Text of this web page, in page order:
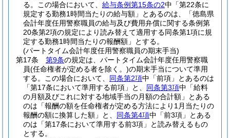
る。
この場合において、 給与条例第15条の2中「第22条に
規定する勤務1時間当たりの給与額」とあるのは、「徳島県
会計年度任用警察職員の給与及び費用弁償に関する条例第
20条第2項の規定により読み替えて適用する同条第1項に規
定する勤務1時間当たりの報酬額」とする。
(パートタイム会計年度任用警察職員の期末手当)
第17条
第9条の規定は、パートタイム会計年度任用警察職
員(任命権者が定める者を除く。)の期末手当について準用
する。
この場合において、 同条第2項中「前項」とあるのは
「第17条において準用する前項」と、 同条第3項中「給料
の月額及びこれに対する地域手当の月額の合計額」とある
のは「報酬の額を任命権者が定める方法により1月当たりの
報酬の額に換算した額」と、 同条第4項中「前3項」とある
のは「第17条において準用する前3項」と読み替えるもの
とする。